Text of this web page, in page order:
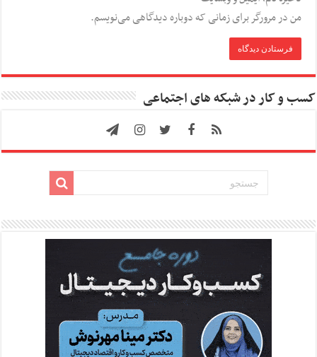
من در مرورگر برای زمانی که دوباره دیدگاهی می‌نویسم.
کسب و کار در شبکه های اجتماعی